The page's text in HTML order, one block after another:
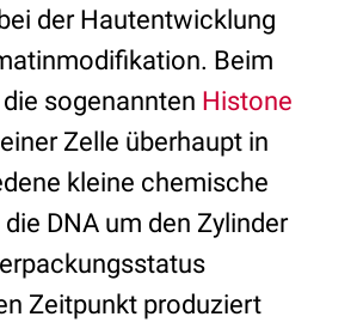
der Hautentwicklung
Beim
sogenannten Histone
Zelle überhaupt in
kleine chemische
DNA um den Zylinder
Zeitpunkt produziert